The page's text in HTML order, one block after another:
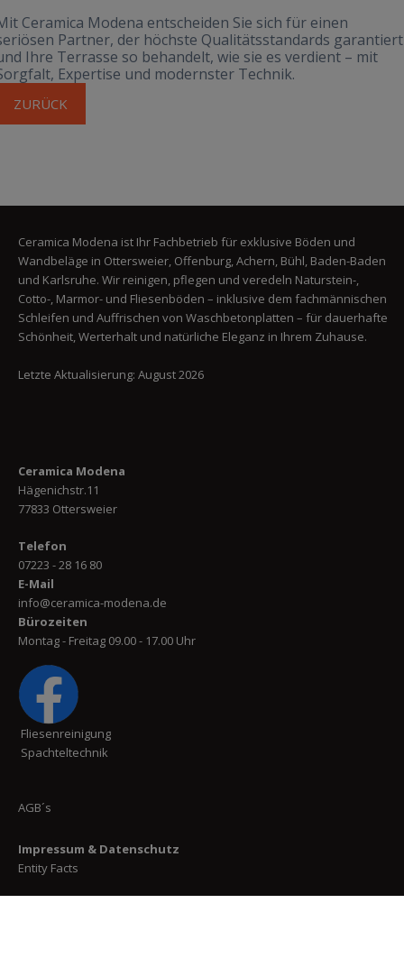
ZURÜCK
Ceramica Modena entscheiden Sie sich für einen
Partner, der höchste Qualitätsstandards garantiert
Ihre Terrasse so behandelt, wie sie es verdient – mit
Expertise und modernster Technik.
Ceramica Modena ist Ihr Fachbetrieb für exklusive Böden und
Wandbeläge in Ottersweier, Offenburg, Achern, Bühl, Baden-Baden
und Karlsruhe. Wir reinigen, pflegen und veredeln Naturstein-,
Cotto-, Marmor- und Fliesenböden – inklusive dem fachmännischen
Schleifen und Auffrischen von Waschbetonplatten – für dauerhafte
Schönheit, Werterhalt und natürliche Eleganz in Ihrem Zuhause.
Letzte Aktualisierung: August 2026
Ceramica Modena
Hägenichstr.11
77833 Ottersweier
Telefon
07223 - 28 16 80
E-Mail
info@ceramica-modena.de
Bürozeiten
Montag - Freitag 09.00 - 17.00 Uhr
Fliesenreinigung
Spachteltechnik
AGB´s
Impressum & Datenschutz
Entity Facts